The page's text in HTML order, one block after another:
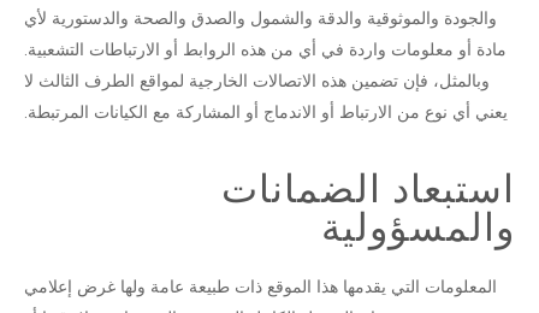
والجودة والموثوقية والدقة والشمول والصدق والصحة والدستورية لأي
مادة أو معلومات واردة في أي من هذه الروابط أو الارتباطات التشعبية.
وبالمثل، فإن تضمين هذه الاتصالات الخارجية لمواقع الطرف الثالث لا
يعني أي نوع من الارتباط أو الاندماج أو المشاركة مع الكيانات المرتبطة.
استبعاد الضمانات
والمسؤولية
المعلومات التي يقدمها هذا الموقع ذات طبيعة عامة ولها غرض إعلامي